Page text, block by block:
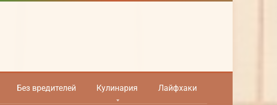
Без вредителей Кулинария Лайфхаки